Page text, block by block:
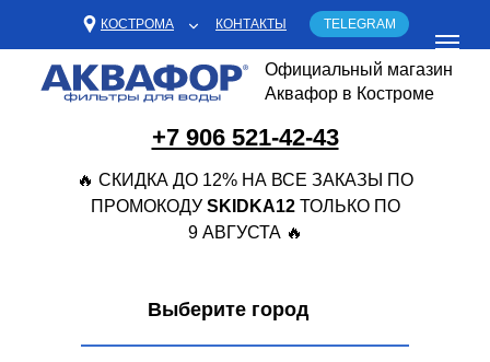
+7 906 521-42-43
КОСТРОМА
Официальный магазин
Аквафор в Костроме
🔥 СКИДКА ДО 12% НА ВСЕ ЗАКАЗЫ ПО
ПРОМОКОДУ SKIDKA12 ТОЛЬКО ПО
9 АВГУСТА 🔥
КОНТАКТЫ TELEGRAM
Выберите город